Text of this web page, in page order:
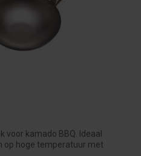
voor kamado BBQ. Ideaal
op hoge temperatuur met